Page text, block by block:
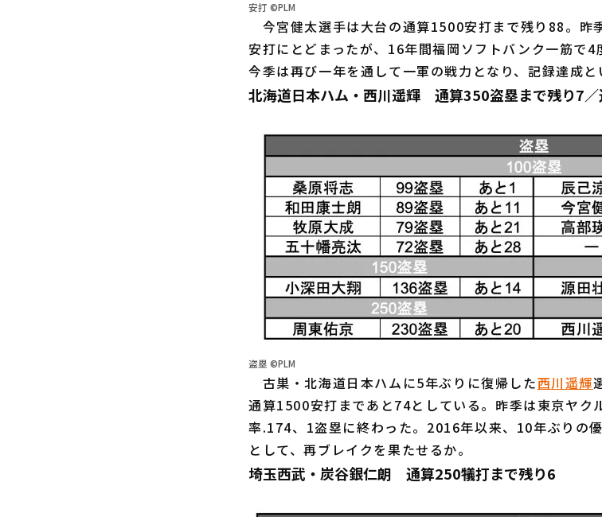
安打 ©PLM
今宮健太選手は大台の通算1500安打まで残り88。昨
安打にとどまったが、16年間福岡ソフトバンク一筋で4
今季は再び一年を通して一軍の戦力となり、記録達成と
北海道日本ハム・西川遥輝 通算350盗塁まで残り7
盗塁 ©PLM
古巣・北海道日本ハムに5年ぶりに復帰した西川遥輝
通算1500安打まであと74としている。昨季は東京ヤク
率.174、1盗塁に終わった。2016年以来、10年ぶりの
として、再ブレイクを果たせるか。
埼玉西武・炭谷銀仁朗 通算250犠打まで残り6